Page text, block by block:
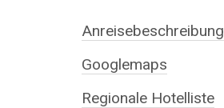
Anreisebeschreibung
Googlemaps
Regionale Hotelliste